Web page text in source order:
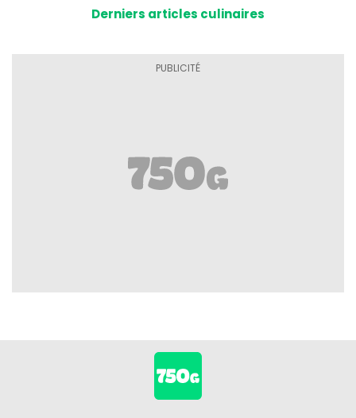
Derniers articles culinaires